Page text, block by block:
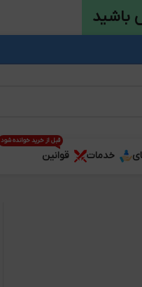
خدمات قوانین
قبل از خرید خوانده شود
باشید